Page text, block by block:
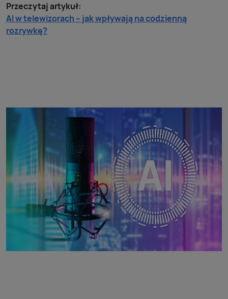
Przeczytaj artykuł:
AI w telewizorach – jak wpływają na codzienną
rozrywkę?